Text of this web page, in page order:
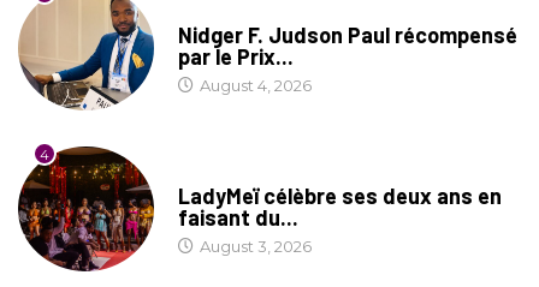
Nidger F. Judson Paul récompensé
par le Prix...
August 4, 2026
4
LadyMeï célèbre ses deux ans en
faisant du...
August 3, 2026